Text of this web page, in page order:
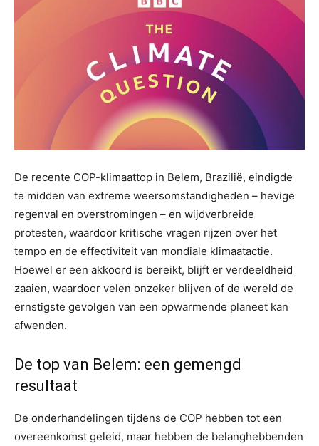
De recente COP-klimaattop in Belem, Brazilië, eindigde
te midden van extreme weersomstandigheden – hevige
regenval en overstromingen – en wijdverbreide
protesten, waardoor kritische vragen rijzen over het
tempo en de effectiviteit van mondiale klimaatactie.
Hoewel er een akkoord is bereikt, blijft er verdeeldheid
zaaien, waardoor velen onzeker blijven of de wereld de
ernstigste gevolgen van een opwarmende planeet kan
afwenden.
De top van Belem: een gemengd
resultaat
De onderhandelingen tijdens de COP hebben tot een
overeenkomst geleid, maar hebben de belanghebbenden